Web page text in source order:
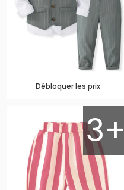
Débloquer les prix
3+